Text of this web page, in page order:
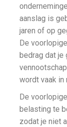
aanslag is
jaren of op
De
bedrag dat je
wordt vaak in
De
belasting te
zodat je niet